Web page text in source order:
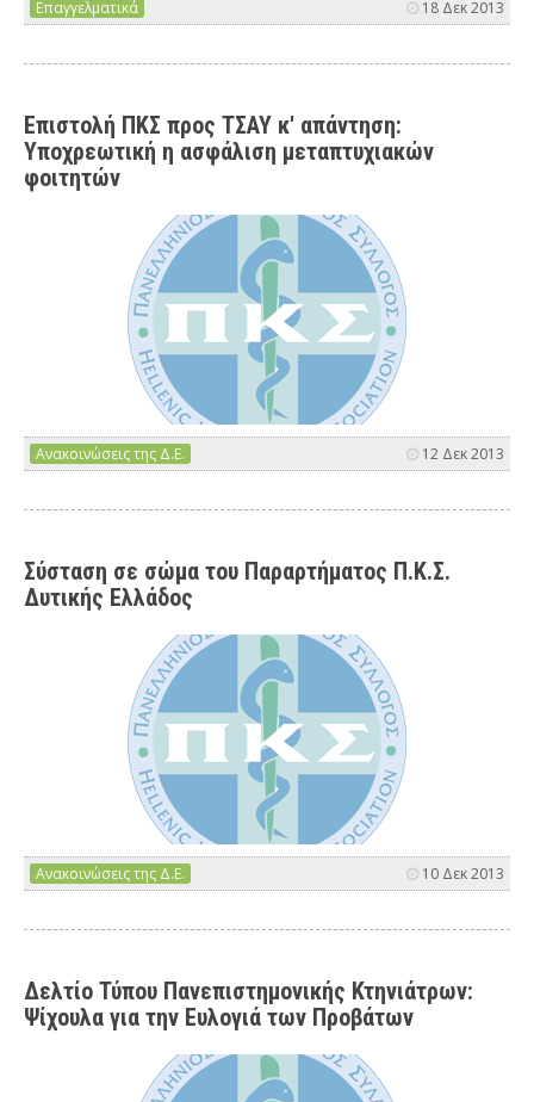
Επαγγελματικά 18 Δεκ 2013
Επιστολή ΠΚΣ προς ΤΣΑΥ κ' απάντηση:
Υποχρεωτική η ασφάλιση μεταπτυχιακών
φοιτητών
Ανακοινώσεις της Δ.Ε. 12 Δεκ 2013
Σύσταση σε σώμα του Παραρτήματος Π.Κ.Σ.
Δυτικής Ελλάδος
Ανακοινώσεις της Δ.Ε. 10 Δεκ 2013
Δελτίο Τύπου Πανεπιστημονικής Κτηνιάτρων:
Ψίχουλα για την Ευλογιά των Προβάτων